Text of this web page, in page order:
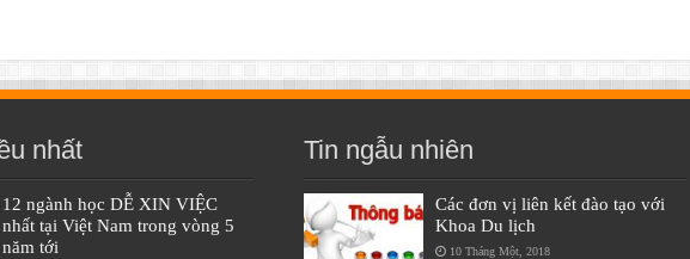
nhất
12 ngành học DỄ XIN VIỆC
nhất tại Việt Nam trong vòng 5
năm tới
Tin ngẫu nhiên
Các đơn vị liên kết đào tạo với
Khoa Du lịch
10 Tháng Một, 2018